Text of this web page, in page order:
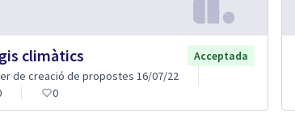
climàtics
Acceptada
de creació de propostes 16/07/22
0